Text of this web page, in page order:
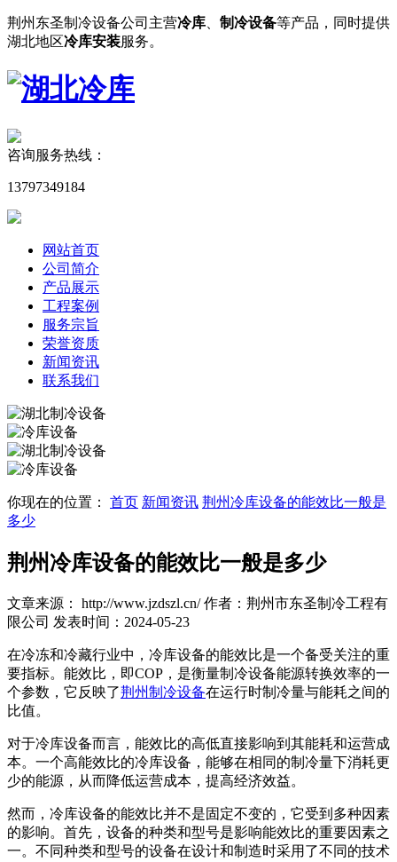
荆州东圣制冷设备公司主营冷库 制冷设备等产品，同时提供
湖北地区冷库安装服务。
咨询服务热线：
13797349184
网站首页
公司简介
产品展示
工程案例
服务宗旨
荣誉资质
新闻资讯
联系我们
你现在的位置： 首页 新闻资讯 荆州冷库设备的能效比一般是
多少
荆州冷库设备的能效比一般是多少
文章来源： http://www.jzdszl.cn/作者：荆州市东圣制冷工程有
限公司 发表时间：2024-05-23
在冷冻和冷藏行业中，冷库设备的能效比是一个备受关注的重
要指标。能效比，即COP，是衡量制冷设备能源转换效率的一
个参数，它反映了荆州制冷设备在运行时制冷量与能耗之间的
比值。
对于冷库设备而言，能效比的高低直接影响到其能耗和运营成
本。一个高能效比的冷库设备，能够在相同的制冷量下消耗更
少的能源，从而降低运营成本，提高经济效益。
然而，冷库设备的能效比并不是固定不变的，它受到多种因素
的影响。首先，设备的种类和型号是影响能效比的重要因素之
一。不同种类和型号的设备在设计和制造时采用了不同的技术